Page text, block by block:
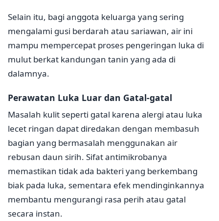
Selain itu, bagi anggota keluarga yang sering
mengalami gusi berdarah atau sariawan, air ini
mampu mempercepat proses pengeringan luka di
mulut berkat kandungan tanin yang ada di
dalamnya.
Perawatan Luka Luar dan Gatal-gatal
Masalah kulit seperti gatal karena alergi atau luka
lecet ringan dapat diredakan dengan membasuh
bagian yang bermasalah menggunakan air
rebusan daun sirih. Sifat antimikrobanya
memastikan tidak ada bakteri yang berkembang
biak pada luka, sementara efek mendinginkannya
membantu mengurangi rasa perih atau gatal
secara instan.